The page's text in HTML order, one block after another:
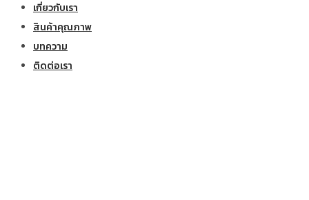
เกี่ยวกับเรา
สินค้าคุณภาพ
บทความ
ติดต่อเรา